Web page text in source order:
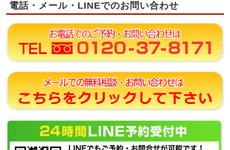
電話・メール・LINEでのお問い合わせ